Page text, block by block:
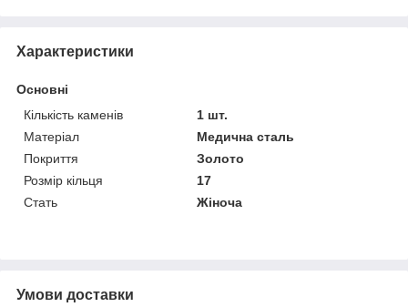
Характеристики
Основні
Кількість каменів
1 шт.
Матеріал
Медична сталь
Покриття
Золото
Розмір кільця
17
Стать
Жіноча
Умови доставки